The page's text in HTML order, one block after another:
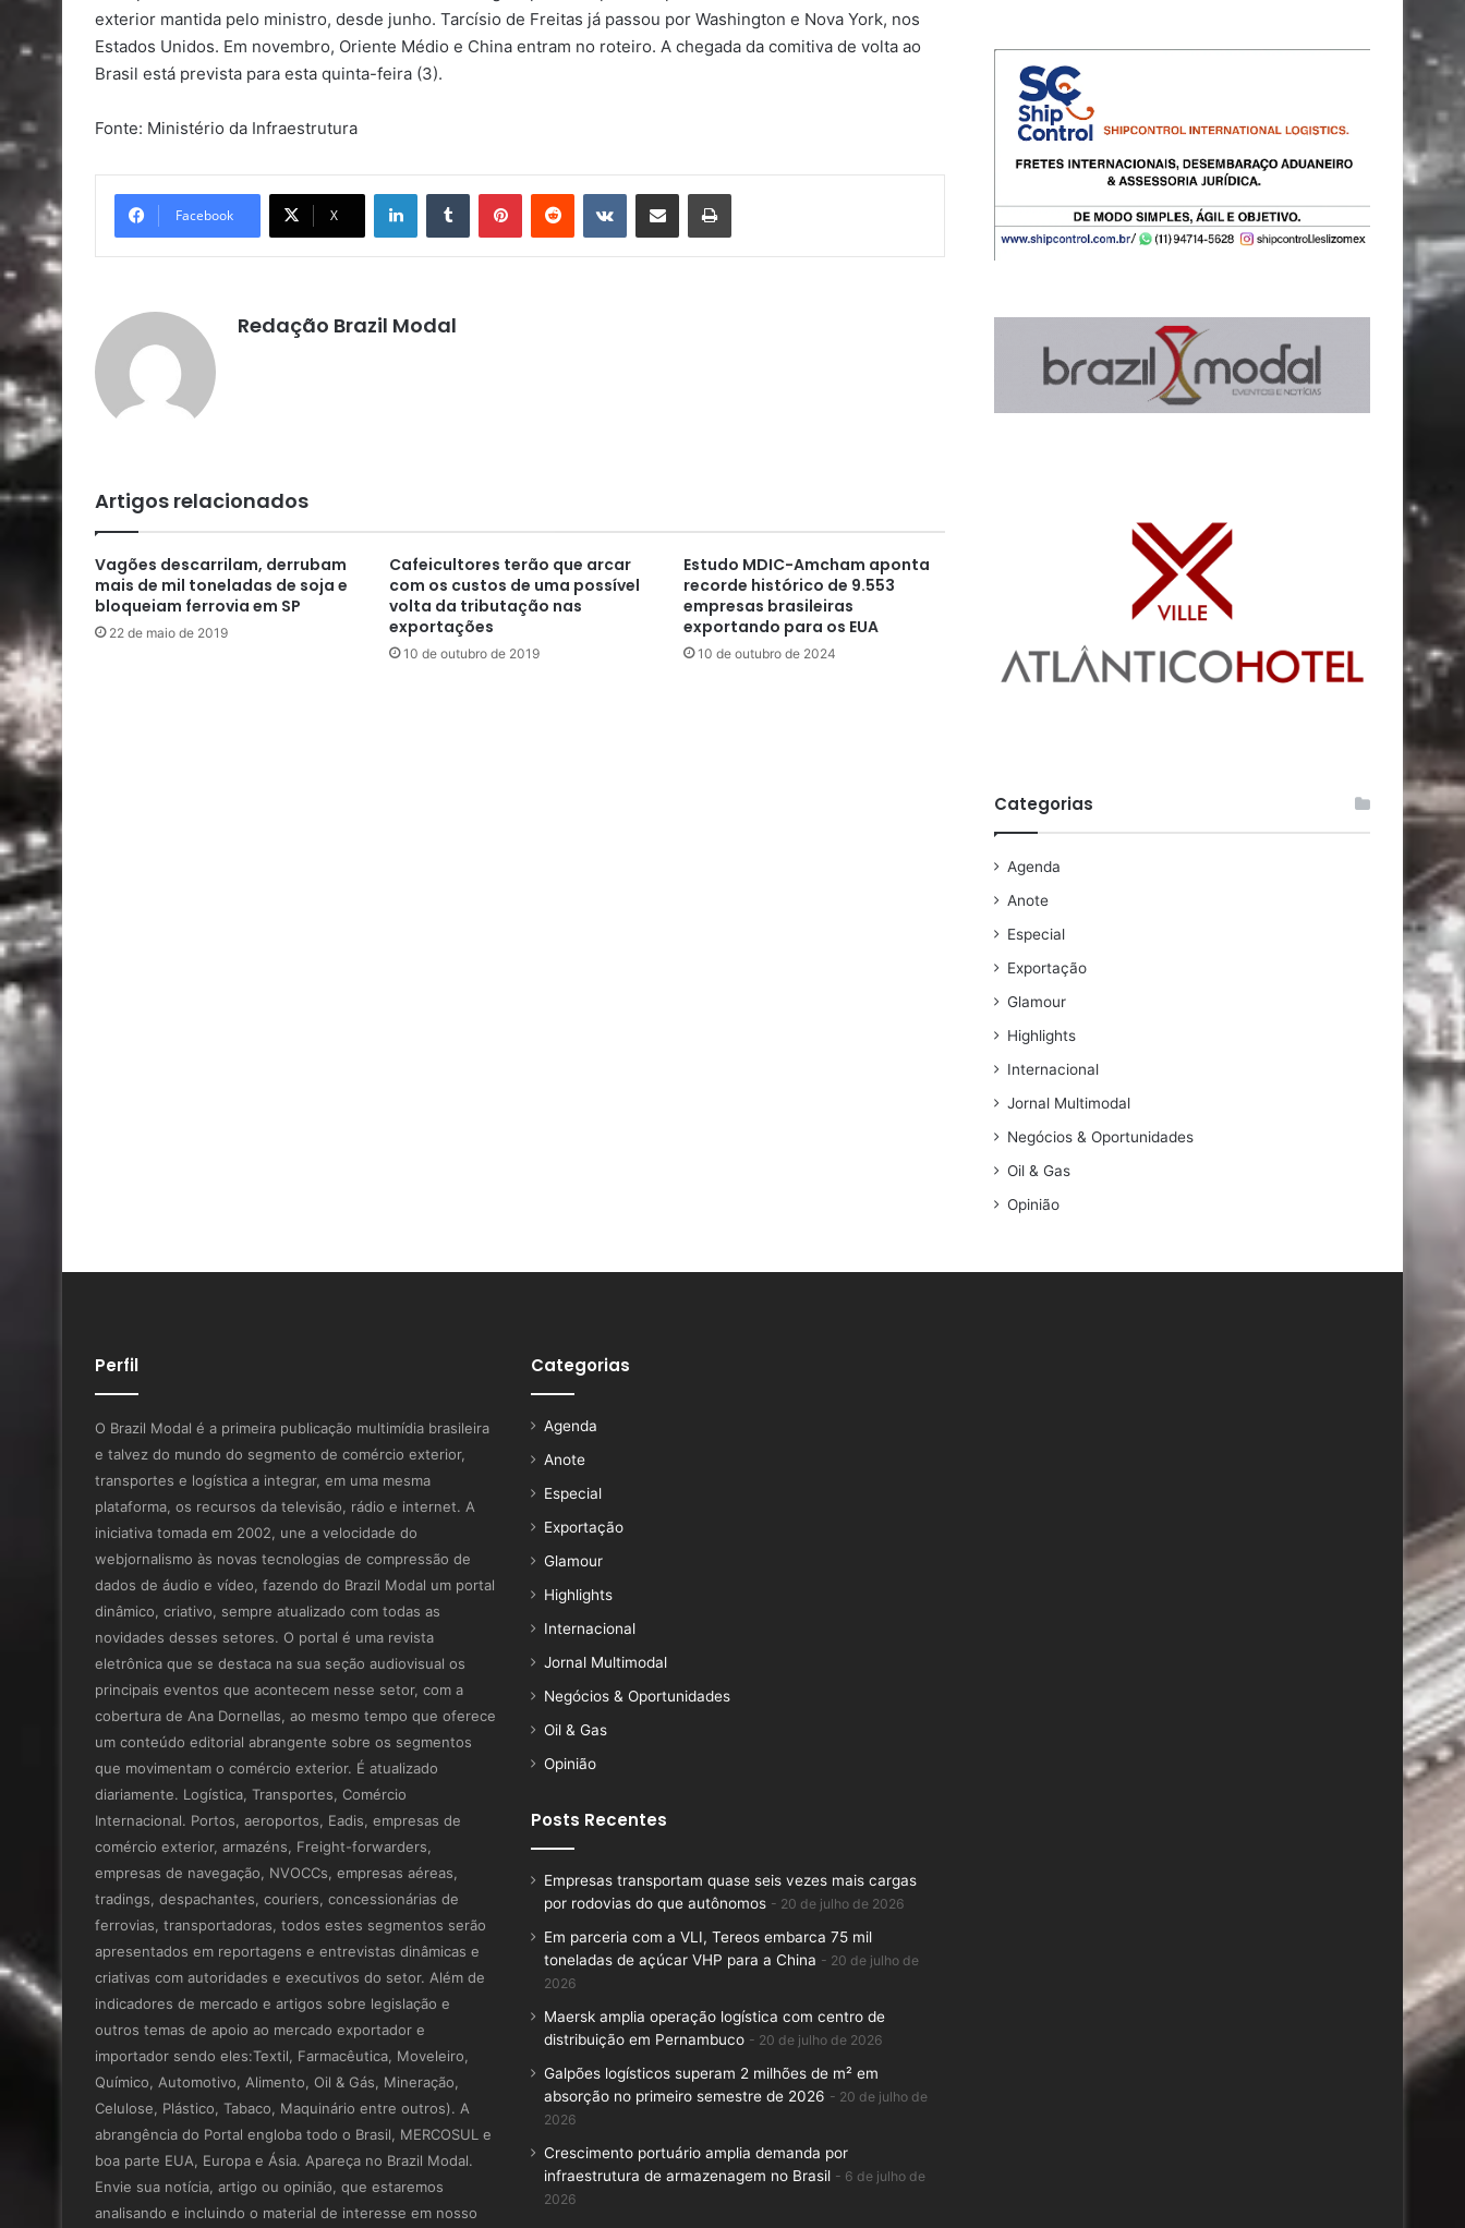
exterior mantida pelo ministro, desde junho. Tarcísio de Freitas já passou por Washington e Nova York, nos
Estados Unidos. Em novembro, Oriente Médio e China entram no roteiro. A chegada da comitiva de volta ao
Brasil está prevista para esta quinta-feira (3).
Fonte: Ministério da Infraestrutura
Facebook X
LinkedinTumblr PinterestReddit VK Compartilhar via e-mail Imprimir
Redação Brazil Modal
Artigos relacionados
Vagões descarrilam, derrubam
mais de mil toneladas de soja e
bloqueiam ferrovia em SP
22 de maio de 2019
Cafeicultores terão que arcar
com os custos de uma possível
volta da tributação nas
exportações
10 de outubro de 2019
Estudo MDIC-Amcham aponta
recorde histórico de 9.553
empresas brasileiras
exportando para os EUA
10 de outubro de 2024
Categorias
Agenda
Anote
Especial
Exportação
Glamour
Highlights
Internacional
Jornal Multimodal
Negócios & Oportunidades
Oil & Gas
Opinião
Perfil
O Brazil Modal é a primeira publicação multimídia brasileira
e talvez do mundo do segmento de comércio exterior,
transportes e logística a integrar, em uma mesma
plataforma, os recursos da televisão, rádio e internet. A
iniciativa tomada em 2002, une a velocidade do
webjornalismo às novas tecnologias de compressão de
dados de áudio e vídeo, fazendo do Brazil Modal um portal
dinâmico, criativo, sempre atualizado com todas as
novidades desses setores. O portal é uma revista
eletrônica que se destaca na sua seção audiovisual os
principais eventos que acontecem nesse setor, com a
cobertura de Ana Dornellas, ao mesmo tempo que oferece
um conteúdo editorial abrangente sobre os segmentos
que movimentam o comércio exterior. É atualizado
diariamente. Logística, Transportes, Comércio
Internacional. Portos, aeroportos, Eadis, empresas de
comércio exterior, armazéns, Freight-forwarders,
empresas de navegação, NVOCCs, empresas aéreas,
tradings, despachantes, couriers, concessionárias de
ferrovias, transportadoras, todos estes segmentos serão
apresentados em reportagens e entrevistas dinâmicas e
criativas com autoridades e executivos do setor. Além de
indicadores de mercado e artigos sobre legislação e
outros temas de apoio ao mercado exportador e
importador sendo eles:Textil, Farmacêutica, Moveleiro,
Químico, Automotivo, Alimento, Oil & Gás, Mineração,
Celulose, Plástico, Tabaco, Maquinário entre outros). A
abrangência do Portal engloba todo o Brasil, MERCOSUL e
boa parte EUA, Europa e Ásia. Apareça no Brazil Modal.
Envie sua notícia, artigo ou opinião, que estaremos
analisando e incluindo o material de interesse em nosso
Categorias
Agenda
Anote
Especial
Exportação
Glamour
Highlights
Internacional
Jornal Multimodal
Negócios & Oportunidades
Oil & Gas
Opinião
Posts Recentes
Empresas transportam quase seis vezes mais cargas
por rodovias do que autônomos
20 de julho de 2026
Em parceria com a VLI, Tereos embarca 75 mil
toneladas de açúcar VHP para a China
20 de julho de
2026
Maersk amplia operação logística com centro de
distribuição em Pernambuco
20 de julho de 2026
Galpões logísticos superam 2 milhões de m² em
absorção no primeiro semestre de 2026
20 de julho de
2026
Crescimento portuário amplia demanda por
infraestrutura de armazenagem no Brasil
6 de julho de
2026